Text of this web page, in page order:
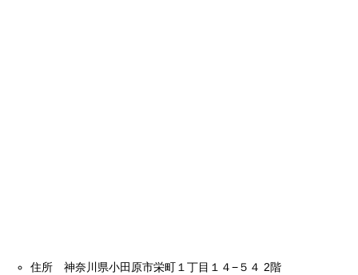
住所 神奈川県小田原市栄町１丁目１４−５４ 2階